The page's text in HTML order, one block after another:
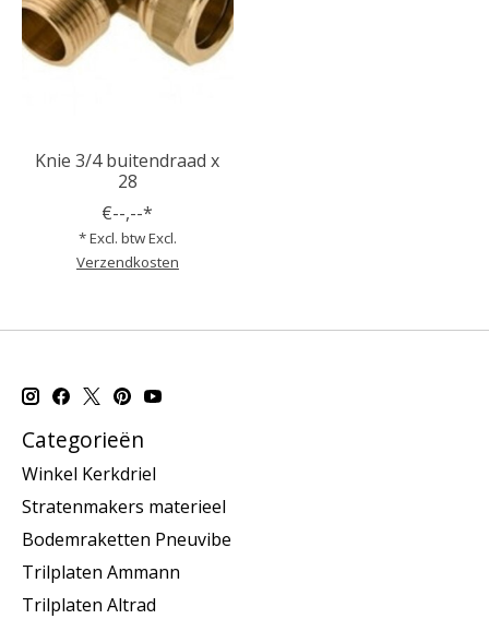
Knie 3/4 buitendraad x
28
€--,--*
* Excl. btw Excl.
Verzendkosten
Categorieën
Winkel Kerkdriel
Stratenmakers materieel
Bodemraketten Pneuvibe
Trilplaten Ammann
Trilplaten Altrad